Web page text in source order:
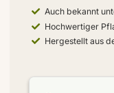
Auch bekannt
Hochwertiger
Hergestellt aus